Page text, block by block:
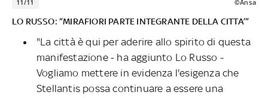
11/11 ©Ansa
LO RUSSO: “MIRAFIORI PARTE INTEGRANTE DELLA CITTA’”
"La città è qui per aderire allo spirito di questa
manifestazione - ha aggiunto Lo Russo -
Vogliamo mettere in evidenza l'esigenza che
Stellantis possa continuare a essere una